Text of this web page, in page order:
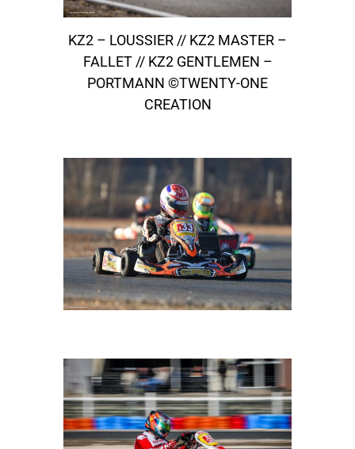
KZ2 – LOUSSIER // KZ2 MASTER –
FALLET // KZ2 GENTLEMEN –
PORTMANN ©TWENTY-ONE
CREATION